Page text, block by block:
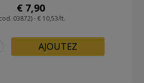
€ 7,90
03872) - € 10,53/lt.
AJOUTEZ